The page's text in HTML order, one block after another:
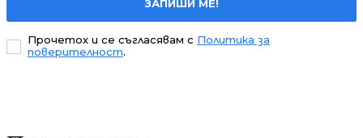
ЗАПИШИ МЕ!
Прочетох и се съгласявам с Политика за
поверителност.